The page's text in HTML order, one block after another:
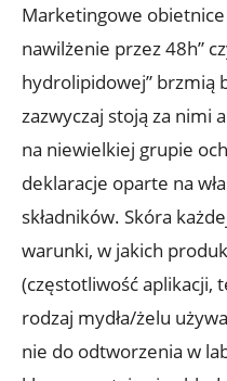
Marketingowe
nawilżenie przez 48h”
hydrolipidowej” brzmią
zazwyczaj stoją za nimi
na niewielkiej grupie
deklaracje oparte na
składników. Skóra
warunki, w jakich
(częstotliwość aplikacji,
rodzaj mydła/żelu
nie do odtworzenia w